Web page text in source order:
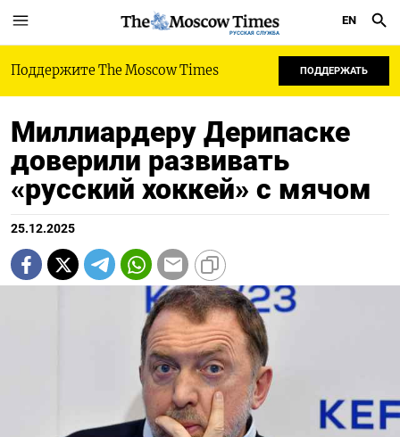
РУССКАЯ СЛУЖБА
EN
Поддержите The Moscow Times ПОДДЕРЖАТЬ
Миллиардеру Дерипаске
доверили развивать
«русский хоккей» с мячом
25.12.2025